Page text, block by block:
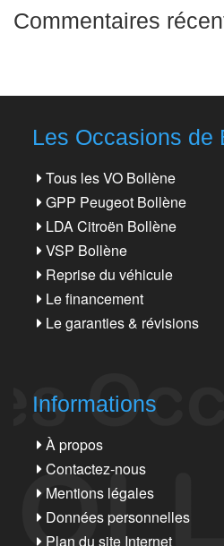
Commentaires
Les Occasions de
Tous les VO Bollène
GPP Peugeot Bollène
LDA Citroën Bollène
VSP Bollène
Reprise du véhicule
Le financement
Le garanties & révisions
Informations
À propos
Contactez-nous
Mentions légales
Données personnelles
Plan du site Internet